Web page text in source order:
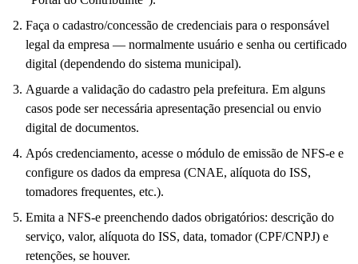
Faça o cadastro/concessão de credenciais para o responsável
legal da empresa — normalmente usuário e senha ou certificado
digital (dependendo do sistema municipal).
Aguarde a validação do cadastro pela prefeitura. Em alguns
casos pode ser necessária apresentação presencial ou envio
digital de documentos.
Após credenciamento, acesse o módulo de emissão de NFS-e e
configure os dados da empresa (CNAE, alíquota do ISS,
tomadores frequentes, etc.).
Emita a NFS-e preenchendo dados obrigatórios: descrição do
serviço, valor, alíquota do ISS, data, tomador (CPF/CNPJ) e
retenções, se houver.